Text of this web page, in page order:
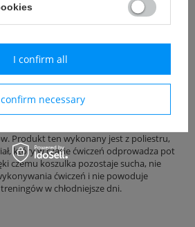
Add to basket
wzornictwem do klasycznych wzorów
Produkt ten wykonany jest z poliestru,
który w czasie ćwiczeń odprowadza pot
czemu koszulka pozostaje sucha, nie
ćwiczeń i nie powoduje
w chłodniejsze dni.
necessary
I confirm all